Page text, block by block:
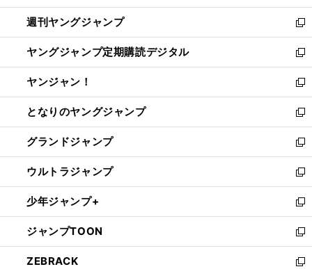
開
く
ウ
で
開
く
ン
ド
ウ
で
開
く
ウ
ィ
ン
ド
ウ
で
開
く
週刊ヤングジャンプ
新
し
い
ウ
ィ
ン
ド
ウ
で
開
く
ヤングジャンプ定期購読デジタル
新
し
い
ウ
ィ
ン
ド
ウ
で
開
く
ヤンジャン！
新
し
い
ウ
ィ
ン
ド
ウ
で
開
く
となりのヤングジャンプ
新
し
い
ウ
ィ
ン
ド
ウ
で
開
く
グランドジャンプ
新
し
い
ウ
ィ
ン
ド
ウ
で
ウルトラジャンプ
新
し
い
ウ
ィ
ン
ド
少年ジャンプ+
新
し
い
ウ
ィ
ジャンプTOON
新
し
い
ZEBRACK
新